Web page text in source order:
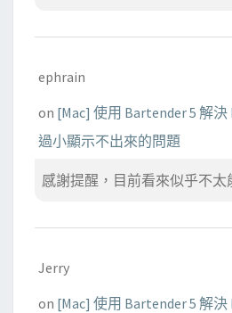
ephrain
on [Mac] 使用 Bartender 5 解決
過小顯示不出來的問題
感謝提醒，目前看來似乎不太
Jerry
on [Mac] 使用 Bartender 5 解